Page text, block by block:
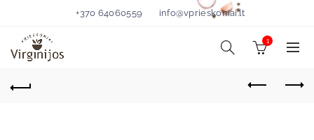
+370 64060559 info@vprieskoniai.lt
1